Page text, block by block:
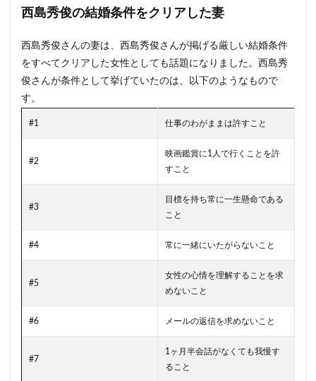
西島秀俊の結婚条件をクリアした妻
西島秀俊さんの妻は、西島秀俊さんが掲げる厳しい結婚条件
をすべてクリアした女性としても話題になりました。西島秀
俊さんが条件として挙げていたのは、以下のようなもので
す。
#1 仕事のわがままは許すこと
#2
映画鑑賞に1人で行くことを許
すこと
#3
目標を持ち常に一生懸命である
こと
#4 常に一緒にいたがらないこと
#5
女性の心情を理解することを求
めないこと
#6 メールの返信を求めないこと
#7
1ヶ月半会話がなくても我慢す
ること